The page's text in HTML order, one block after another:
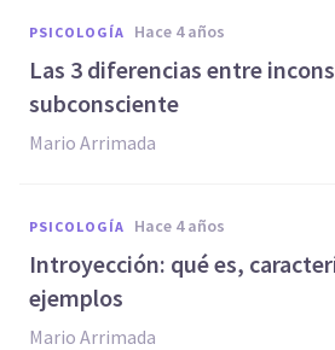
PSICOLOGÍA hace 4 años
Las 3 diferencias entre
subconsciente
Mario Arrimada
PSICOLOGÍA hace 4 años
Introyección: qué es,
ejemplos
Mario Arrimada